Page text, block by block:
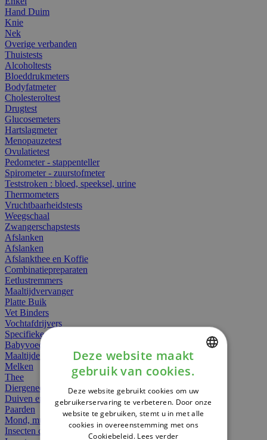
Hand Duim
Knie
Nek
Overige verbanden
Thuistests
Alcoholtests
Bloeddrukmeters
Bodyfatmeter
Cholesteroltest
Drugtest
Glucosemeters
Hartslagmeter
Menopauzetest
Ovulatietest
Pedometer - stappenteller
Spirometer - zuurstofmeter
Teststroken : bloed, speeksel, urine
Thermometers
Vruchtbaarheidstests
Weegschaal
Zwangerschapstests
Afslanken
Afslanken
Afslankthee en Koffie
Combinatiepreparaten
Eetlustremmers
Maaltijdvervanger
Platte Buik
Vet Binders
Vochtafdrijvers
Specifieke Voeding
Babyvoeding
Maaltijden
Melken
Thee
Diergeneesmiddelen
Duiven en vogels
Paarden
Mond, muil of snavel
Insecten dieren
DUTCH
FRENCH
ENGLISH
Deze website maakt
gebruik van cookies.
Deze website gebruikt cookies om uw
gebruikerservaring te verbeteren. Door onze
website te gebruiken, stemt u in met alle
cookies in overeenstemming met ons
Cookiebeleid. Lees verder